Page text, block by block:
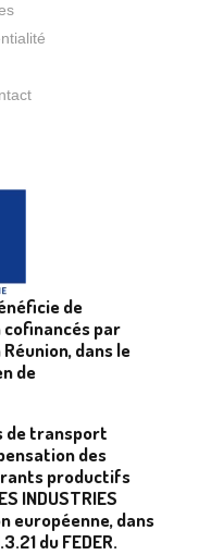
de
par
dans le
de
de transport
des
productifs
INDUSTRIES
européenne, dans
du FEDER.